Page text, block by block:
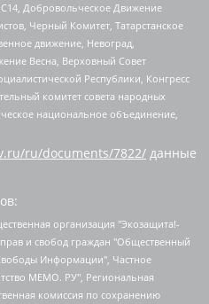
Добровольческое Движение
Черный Комитет, Татарстанское
движение, Невоград,
Весна, Верховный Совет
Республики, Конгресс
комитет совета народных
национальное объединение,
ru/documents/7822/ данные
Карезина Инна Павловна, Кильтау Екатерина Викторовна, Петров Алексей Викторович, Пискунов Сергей Евгеньевич, Смирнов Сергей Сергеевич, Тихонов Михаил Сергеевич, Общество с ограниченной ответственностью "ЖУРНАЛИСТ-ИНОСТРАННЫЙ АГЕНТ", Арапова Галина Юрьевна, Вольтская Татьяна Анатольевна, Американская компания "Mason G.E.S. Anonymous Foundation" (США), являющаяся владельцем интернет-издания https://mnews.world/, Компания "Stichting Bellingcat", зарегистрированная в Нидерландах (дата регистрации 11.07.2018), Захаров Андрей Вячеславович, Клепиковская Екатерина Дмитриевна, Общество с ограниченной ответственностью "МЕМО", Перл Роман Александрович, Симонов Евгений Алексеевич, Соловьева Елена Анатольевна, Сотников Даниил Владимирович, Сурначева Елизавета Дмитриевна, Автономная некоммерческая организация по защите прав человека и информированию населения "Якутия – Наше Мнение", Общество с ограниченной ответственностью "Москоу диджитал медиа", с 26.01.2023 Общество с ограниченной ответственностью "Чайка Белые сады", Ветошкина Валерия Валерьевна, Заговора Максим Александрович, Межрегиональное общественное движение "Российская ЛГБТ - сеть", Оленичев Максим Владимирович, Павлов Иван Юрьевич, Скворцова Елена Сергеевна, Общество с ограниченной ответственностью "Как бы инагент", Кочетков Игорь Викторович, Общество с ограниченной ответственностью "Честные выборы", Еланчик Олег Александрович, Общество с ограниченной ответственностью "Нобелевский призыв", Гималова Регина Эмилевна, Григорьев Андрей Валерьевич, Григорьева Алина Александровна, Ассоциация по содействию защите прав призывников, альтернативнослужащих и военнослужащих "Правозащитная группа "Гражданин.Армия.Право", Хисамова Регина Фаритовна, Автономная некоммерческая организация по реализации социально-правовых программ "Лилит", Дальневосточное общественное движение "Маяк", Санкт-Петербургская ЛГБТ-инициативная группа "Выход", Инициативная группа ЛГБТ+ "Реверс", Алексеев Андрей Викторович, Бекбулатова Таисия Львовна, Беляев Иван Михайлович, Владыкина Елена Сергеевна, Гельман Марат Александрович, Никульшина Вероника Юрьевна, Толоконникова Надежда Андреевна, Шендерович Виктор Анатольевич, Общество с ограниченной ответственностью "Данное сообщение", Общество с ограниченной ответственностью Издательский дом "Новая глава", Айнбиндер Александра Александровна, Московский комьюнити-центр для ЛГБТ+инициатив, Благотворительный фонд развития филантропии, Deutsche Welle (Германия, Kurt-Schumacher-Strasse 3, 53113 Bonn), Борзунова Мария Михайловна, Воробьев Виктор Викторович, Голубева Анна Львовна, Константинова Алла Михайловна, Малкова Ирина Владимировна, Мурадов Мурад Абдулгалимович, Осетинская Елизавета Николаевна, Понасенков Евгений Николаевич, Ганапольский Матвей Юрьевич, Киселев Евгений Алексеевич, Борухович Ирина Григорьевна, Дремин Иван Тимофеевич, Дубровский Дмитрий Викторович, Красноярская региональная общественная организация поддержки и развития альтернативных образовательных технологий и межкультурных коммуникаций "ИНТЕРРА", Маяковская Екатерина Алексеевна, Фейгин Марк Захарович, Филимонов Андрей Викторович, Дзугкоева Регина Николаевна, Доброхотов Роман Александрович, Дудь Юрий Александрович, Елкин Сергей Владимирович, Кругликов Кирилл Игоревич, Сабунаева Мария Леонидовна, Семенов Алексей Владимирович, Шаинян Карен Багратович, Шульман Екатерина Михайловна, Асафьев Артур Валерьевич, Вахштайн Виктор Семенович, Венедиктов Алексей Алексеевич, Лушникова Екатерина Евгеньевна, Волков Леонид Михайлович, Невзоров Александр Глебович, Пархоменко Сергей Борисович, Сироткин Ярослав Николаевич, Кара-Мурза Владимир Владимирович, Баранова Наталья Владимировна, Гозман Леонид Яковлевич, Кагарлицкий Борис Юльевич, Климарев Михаил Валерьевич, Милов Владимир Станиславович, Автономная некоммерческая организация Краснодарский центр современного искусства "Типография", Моргенштерн Алишер Тагирович, Соболь Любовь Эдуардовна, Общество с ограниченной ответственностью "ЛИЗА НОРМ", Каспаров Гарри Кимович, Ходорковский Михаил Борисович, Общество с ограниченной ответственностью "Апрельские тезисы", Данилович Ирина Брониславовна, Кашин Олег Владимирович, Петров Николай Владимирович, Пивоваров Алексей Владимирович, Соколов Михаил Владимирович, Цветкова Юлия Владимировна, Чичваркин Евгений Александрович, Комитет против пыток/Команда против пыток, Общество с ограниченной ответственностью "Первый научный", Общество с ограниченной ответственностью "Вертолет и ко", Белоцерковская Вероника Борисовна, Кац Максим Евгеньевич, Лазарева Татьяна Юрьевна, Шаведдинов Руслан Табризович, Яшин Илья Валерьевич, Общество с ограниченной ответственностью "Иноагент ААВ", Алешковский Дмитрий Петрович, Альбац Евгения Марковна, Быков Дмитрий Львович, Галямина Юлия Евгеньевна, Лойко Сергей Леонидович, Мартынов Кирилл Константинович, Медведев Сергей Александрович, Крашенинников Федор Геннадиевич, Гордеева Катерина Вл